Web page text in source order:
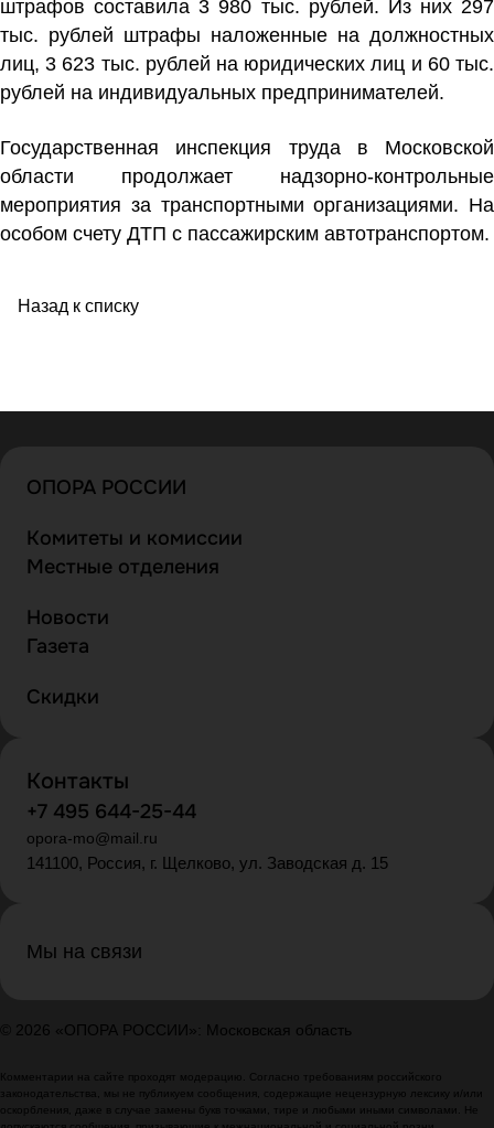
штрафов составила 3 980 тыс. рублей. Из них 297
тыс. рублей штрафы наложенные на должностных
лиц, 3 623 тыс. рублей на юридических лиц и 60 тыс.
рублей на индивидуальных предпринимателей.
Государственная инспекция труда в Московской
области продолжает надзорно-контрольные
мероприятия за транспортными организациями. На
особом счету ДТП с пассажирским автотранспортом.
Назад к списку
ОПОРА РОССИИ
Комитеты и комиссии
Местные отделения
Новости
Газета
Скидки
Контакты
+7 495 644-25-44
opora-mo@mail.ru
141100, Россия, г. Щелково, ул. Заводская д. 15
Мы на связи
© 2026 «ОПОРА РОССИИ»: Московская область
Комментарии на сайте проходят модерацию. Согласно требованиям российского
законодательства, мы не публикуем сообщения, содержащие нецензурную лексику и/или
оскорбления, даже в случае замены букв точками, тире и любыми иными символами. Не